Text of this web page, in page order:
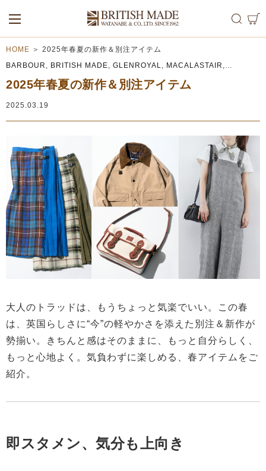
ALL MEN
WOMEN
HOME ＞ 2025年春夏の新作＆別注アイテム
BARBOUR , BRITISH MADE, GLENROYAL, MACALASTAIR ,
2025年春夏の新作＆別注アイテム
2025.03.19
大人のトラッドは、もうちょっと気楽でいい。この春
は、英国らしさに“今”の軽やかさを添えた別注＆新作が
勢揃い。きちんと感はそのままに、もっと自分らしく、
もっと心地よく。気負わずに楽しめる、春アイテムをご
紹介。
即スタメン、気分も上向き